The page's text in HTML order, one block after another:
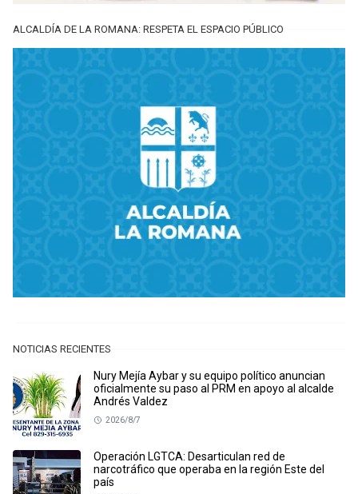
ALCALDÍA DE LA ROMANA: RESPETA EL ESPACIO PÚBLICO
NOTICIAS RECIENTES
Nury Mejía Aybar y su equipo político anuncian
oficialmente su paso al PRM en apoyo al alcalde
Andrés Valdez
2026/8/7
Operación LGTCA: Desarticulan red de
narcotráfico que operaba en la región Este del
país